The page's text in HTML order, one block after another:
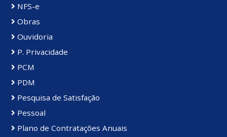
NFS-e
Obras
Ouvidoria
P. Privacidade
PCM
PDM
Pesquisa de Satisfação
Pessoal
Plano de Contratações Anuais